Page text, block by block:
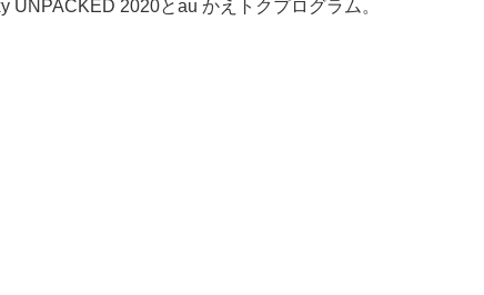
UNPACKED 2020とau かえトクプログラム。